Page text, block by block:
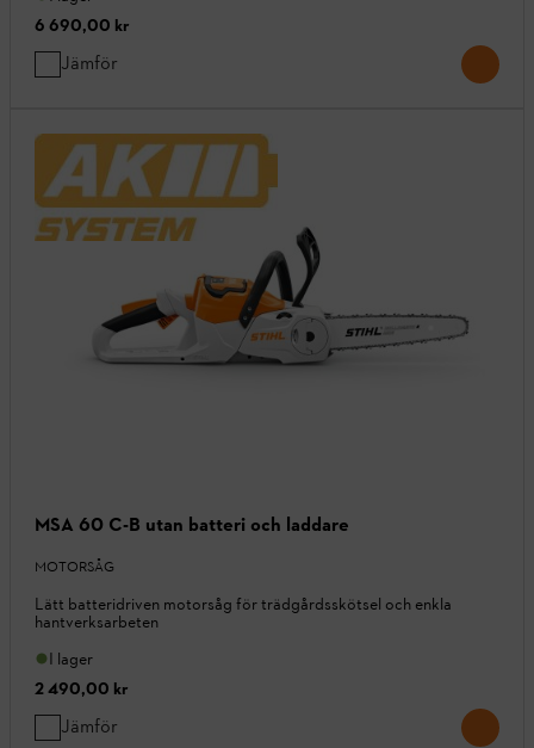
6 690,00 kr
Jämför
MSA 60 C-B utan batteri och laddare
MOTORSÅG
Lätt batteridriven motorsåg för trädgårdsskötsel och enkla
hantverksarbeten
I lager
2 490,00 kr
Jämför